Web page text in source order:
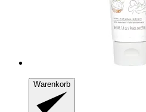
Warenkorb